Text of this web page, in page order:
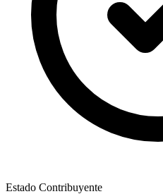
Estado Contribuyente